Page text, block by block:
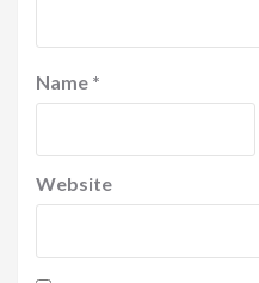
Name *
Website